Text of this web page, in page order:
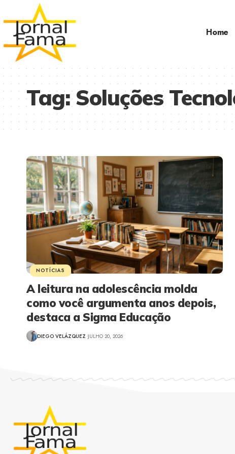
Home
Tag:Soluções
NOTÍCIAS
A leitura na adolescência molda
como você argumenta anos depois,
destaca a Sigma Educação
DIEGO VELÁZQUEZ JULHO 20, 2026